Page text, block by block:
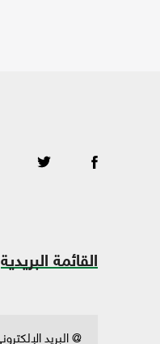
القائمة البريدية